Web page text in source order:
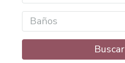
Baños
Buscar